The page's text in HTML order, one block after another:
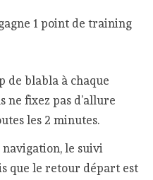
1 point de training
de blabla à chaque
ne fixez pas d’allure
les 2 minutes.
navigation, le suivi
que le retour départ est